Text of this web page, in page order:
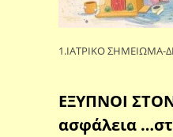
1.ΙΑΤΡΙΚΟ ΣΗΜΕΙΩΜΑ-
ΕΞΥΠΝΟΙ
ασφάλεια